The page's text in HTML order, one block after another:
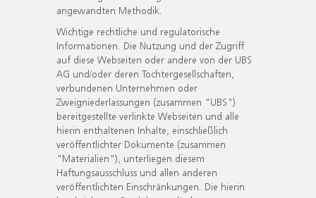
angewandten Methodik.
Wichtige rechtliche und regulatorische
Informationen. Die Nutzung und der Zugriff
auf diese Webseiten oder andere von der UBS
AG und/oder deren Tochtergesellschaften,
verbundenen Unternehmen oder
Zweigniederlassungen (zusammen "UBS")
bereitgestellte verlinkte Webseiten und alle
hierin enthaltenen Inhalte, einschließlich
veröffentlichter Dokumente (zusammen
"Materialien"), unterliegen diesem
Haftungsausschluss und allen anderen
veröffentlichten Einschränkungen. Die hierin